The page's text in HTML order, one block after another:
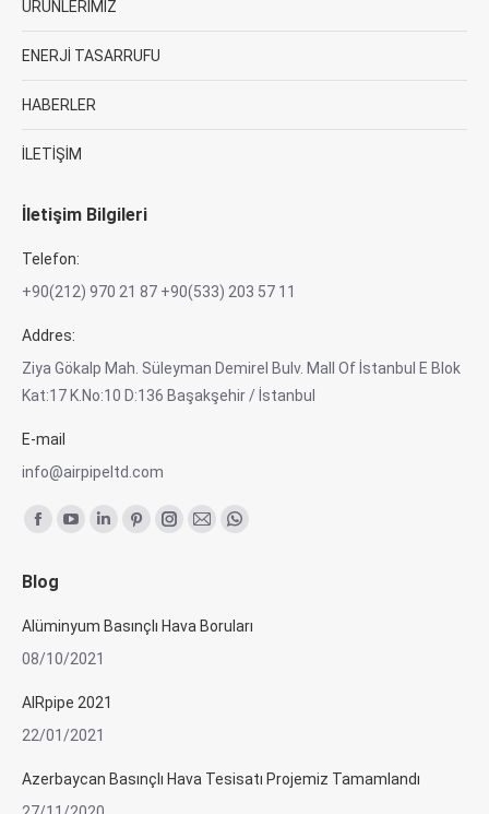
ÜRÜNLERİMİZ
ENERJİ TASARRUFU
HABERLER
İLETİŞİM
İletişim Bilgileri
Telefon:
+90(212) 970 21 87 +90(533) 203 57 11
Addres:
Ziya Gökalp Mah. Süleyman Demirel Bulv. Mall Of İstanbul E Blok
Kat:17 K.No:10 D:136 Başakşehir / İstanbul
E-mail
info@airpipeltd.com
Find us on:
Facebook
opens
in
YouTubeLinkedin
in
PinterestInstagram
in
Mail
in
Whatsapp
in
Blog
Alüminyum Basınçlı Hava Boruları
08/10/2021
AIRpipe 2021
22/01/2021
Azerbaycan Basınçlı Hava Tesisatı Projemiz Tamamlandı